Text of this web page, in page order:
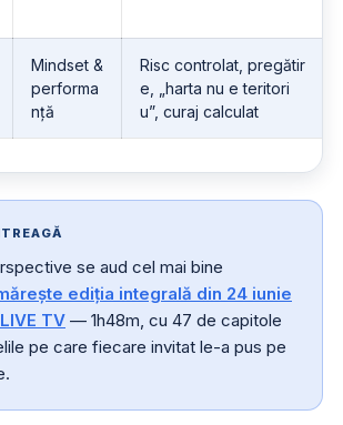
Mindset &
performa
nță
Risc controlat, pregătir
e, „harta nu e teritori
u”, curaj calculat
se aud cel mai bine
ediția integrală din 24 iunie
TV — 1h48m, cu 47 de capitole
pe care fiecare invitat le-a pus pe